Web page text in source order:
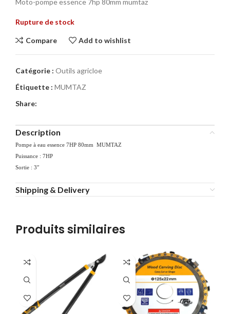
Moto-pompe essence 7hp 80mm mumtaz
Rupture de stock
Compare Add to wishlist
Catégorie : Outils agricloe
Étiquette : MUMTAZ
Share:
Description
Pompe à eau essence 7HP 80mm MUMTAZ
Puissance : 7HP
Sortie : 3″
Shipping & Delivery
Produits similaires